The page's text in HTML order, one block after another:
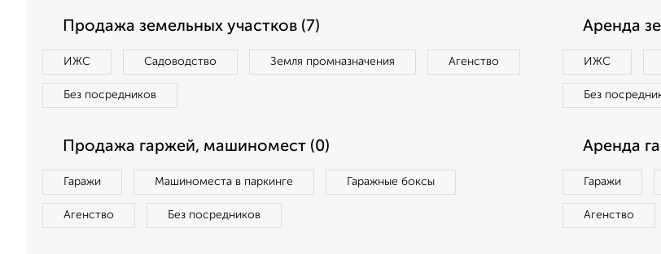
Продажа земельных участков (7)
ИЖС Садоводство Земля промназначения Агенство
Без посредников
Аренда
ИЖС
Без
Продажа гаржей, машиномест (0)
Гаражи Машиноместа в паркинге Гаражные боксы
Агенство Без посредников
Аренда
Гаражи
Агенство